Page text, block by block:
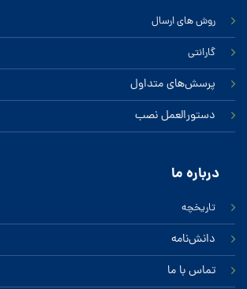
روش های ارسال
گارانتی
پرسش‌های متداول
دستورالعمل نصب
درباره ‌ما
تاریخچه
دانش‌نامه
تماس‌ با‌ ما